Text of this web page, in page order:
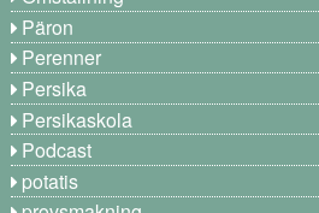
Päron
Perenner
Persika
Persikaskola
Podcast
potatis